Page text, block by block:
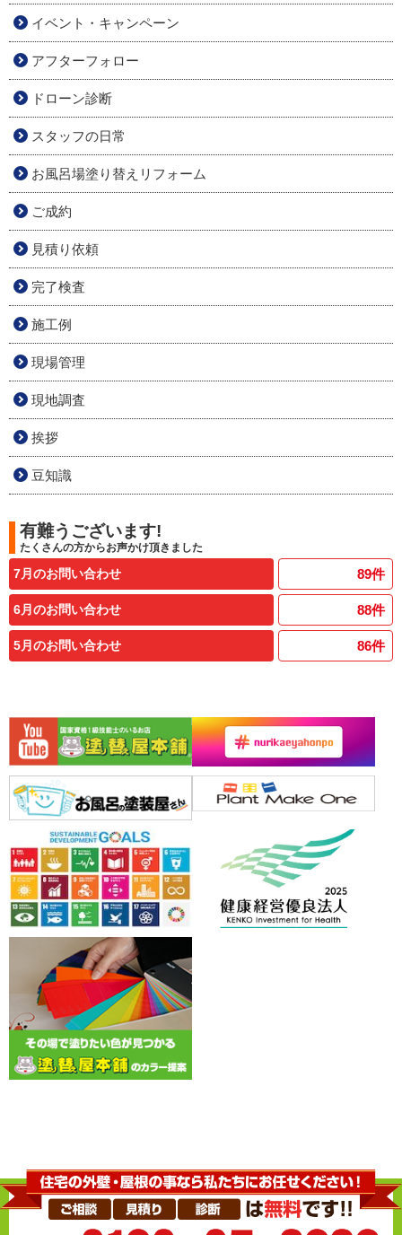
イベント・キャンペーン
アフターフォロー
ドローン診断
スタッフの日常
お風呂場塗り替えリフォーム
ご成約
見積り依頼
完了検査
施工例
現場管理
現地調査
挨拶
豆知識
有難うございます!
たくさんの方からお声かけ頂きました
7月のお問い合わせ 89件
6月のお問い合わせ 88件
5月のお問い合わせ 86件